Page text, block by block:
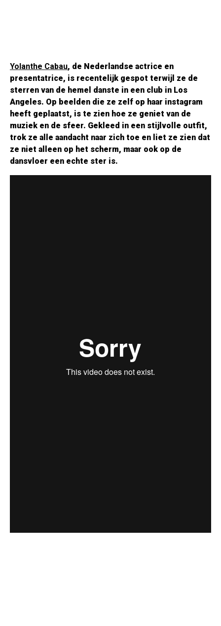
Yolanthe Cabau, de Nederlandse actrice en
presentatrice, is recentelijk gespot terwijl ze de
sterren van de hemel danste in een club in Los
Angeles. Op beelden die ze zelf op haar instagram
heeft geplaatst, is te zien hoe ze geniet van de
muziek en de sfeer. Gekleed in een stijlvolle outfit,
trok ze alle aandacht naar zich toe en liet ze zien dat
ze niet alleen op het scherm, maar ook op de
dansvloer een echte ster is.